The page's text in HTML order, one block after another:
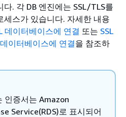
. 각 DB 엔진에는 SSL/TLS를
세스가 있습니다. 자세한 내용
데이터베이스에 연결 또는 SSL
이터베이스에 연결을 참조하
인증서는 Amazon
Service(RDS)로 표시되어